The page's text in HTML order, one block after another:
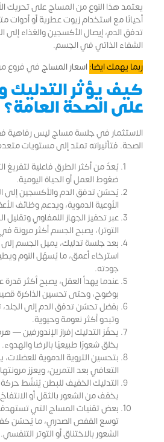
يعتمد هذا النوع من المساج على تحريك
أحيانًا مع استخدام زيوت عطرية أو
تدفق الدم، إيصال الأكسجين والغذاء إلى
الشفاء الذاتي في الجسم.
ربما يهمك ايضا:اسعار المساجفي فروع
كيف يؤثر التدليك
على الصحة العامة؟
الاستثمار في جلسة مساج ليس رفاهية
الصحة. فتأثيراته تمتد إلى مستويات
يُعدّ من أكثر الطرق فاعلية لتفريغ
ضغوط العمل أو الحياة اليومية.
يُحسّن تدفق الدم والأكسجين إلى
الأوعية الدموية، ويدعم وظائف
عبر تحفيز الجهاز اللمفاوي وتقليل
التوتر)، يصبح الجسم أكثر مرونة
بعد جلسة تدليك، يميل الجسم إلى
استرخاء أعمق، ما يُسهّل النوم
جودته.
عندما يهدأ العقل، يصبح أكثر قدرة
بوضوح، وحتى تحسين الذاكرة
بفضل تحسّن تدفق الدم إلى الجلد،
وتبدو أكثر نعومة وحيوية.
يحفّز التدليك إفراز الإندورفين —
يخلق شعورًا طبيعيًا بالرضا والهدوء.
بتحسين التروية الدموية
التعافي بعد التمرين، ويعزز
التدليك الخفيف للبطن يُنشّط حركة
يخفف من الشعور بالثقل أو
بعض تقنيات المساج التي تستهدف
توسع القفص الصدري، ما يُحسّن
الشعور بالاختناق أو التوتر التنفسي.